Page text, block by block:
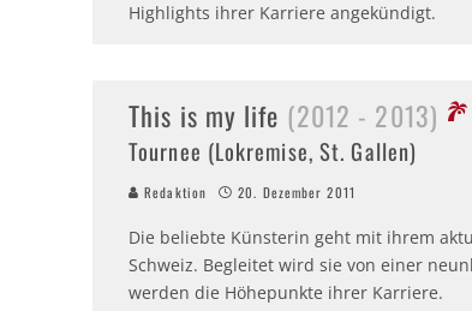
Highlights ihrer Karriere angekündigt.
This is my life (2012 - 2013)
Tournee (Lokremise, St. Gallen)
Redaktion 20. Dezember 2011
Die beliebte Künsterin geht mit ihrem
Schweiz. Begleitet wird sie von einer
werden die Höhepunkte ihrer Karriere.